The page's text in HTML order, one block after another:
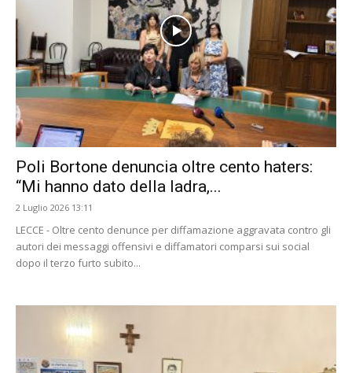
Poli Bortone denuncia oltre cento haters:
“Mi hanno dato della ladra,...
2 Luglio 2026 13:11
LECCE - Oltre cento denunce per diffamazione aggravata contro gli
autori dei messaggi offensivi e diffamatori comparsi sui social
dopo il terzo furto subito...